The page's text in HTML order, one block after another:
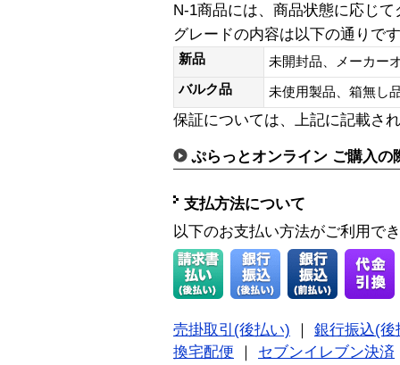
N-1商品には、商品状態に応じ
グレードの内容は以下の通りで
新品
未開封品、メーカー
バルク品
未使用製品、箱無
保証については、上記に記載さ
ぷらっとオンライン ご購入の
支払方法について
以下のお支払い方法がご利用で
売掛取引(後払い)
銀行振込(後
換宅配便
セブンイレブン決済